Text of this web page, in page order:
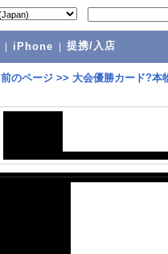
iPhone 提携/入店
前のページ >> 大会優勝カード?本